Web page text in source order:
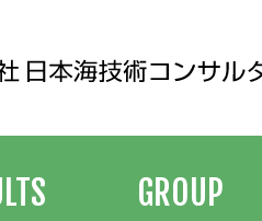
GROUP